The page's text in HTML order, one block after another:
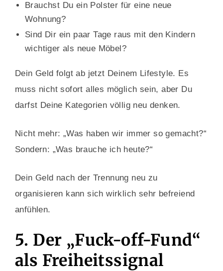
Brauchst Du ein Polster für eine neue
Wohnung?
Sind Dir ein paar Tage raus mit den Kindern
wichtiger als neue Möbel?
Dein Geld folgt ab jetzt Deinem Lifestyle. Es
muss nicht sofort alles möglich sein, aber Du
darfst Deine Kategorien völlig neu denken.
Nicht mehr: „Was haben wir immer so gemacht?“
Sondern: „Was brauche ich heute?“
Dein Geld nach der Trennung neu zu
organisieren kann sich wirklich sehr befreiend
anfühlen.
5. Der „Fuck-off-Fund“
als Freiheitssignal